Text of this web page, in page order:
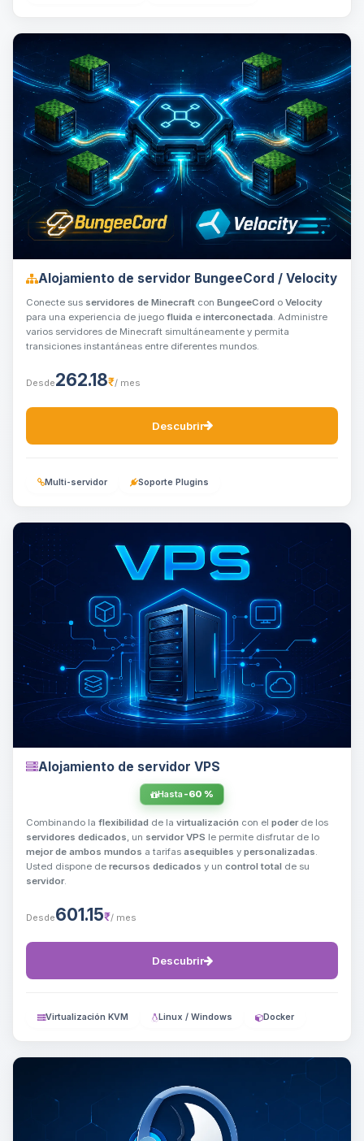
Alojamiento de servidor BungeeCord / Velocity
Conecte sus servidores de Minecraft con BungeeCord o Velocity
para una experiencia de juego fluida e interconectada. Administre
varios servidores de Minecraft simultáneamente y permita
transiciones instantáneas entre diferentes mundos.
Desde262.18₹/ mes
Descubrir
Multi-servidor Soporte Plugins
Alojamiento de servidor VPS
Hasta -60 %
Combinando la flexibilidad de la virtualización con el poderde los
servidores dedicados, un servidor VPS le permite disfrutar de lo
mejor de ambos mundos a tarifas asequibles y personalizadas.
Usted dispone de recursos dedicados y un control total de su
servidor.
Desde601.15₹/ mes
Descubrir
Virtualización KVM Linux / Windows Docker